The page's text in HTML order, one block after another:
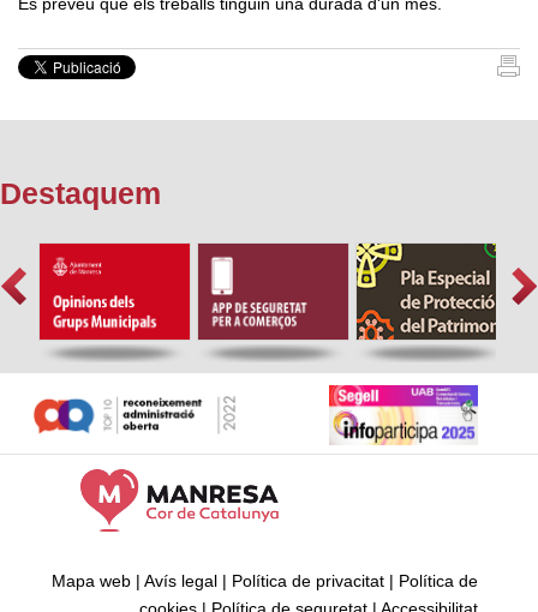
Destaquem
Mapa web | Avís legal | Política de privacitat | Política de
cookies | Política de seguretat | Accessibilitat